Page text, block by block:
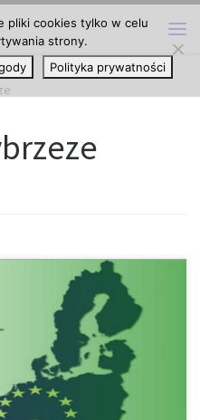
nielegalnego przepływu
Golden State było
uprawianej w dużych
uprawia się tak wiele
stanie konsumować tego
przez University of California
pliki cookies tylko w celu
strony.
Polityka prywatności